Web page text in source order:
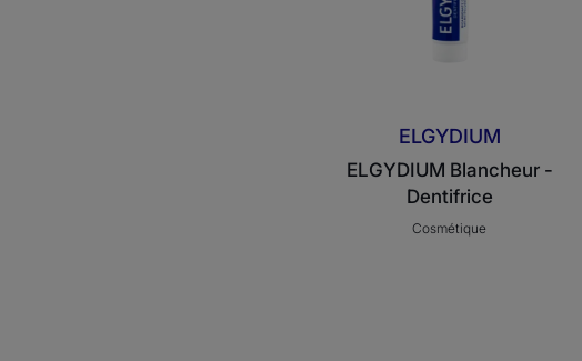
ELGYDIUM
ELGYDIUM Blancheur -
Dentifrice
Cosmétique